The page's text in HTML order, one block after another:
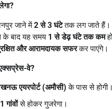
?
जाने में2से3घंटेतक लग जाते हैं।
के बाद यह समय 1से डेढ़ घंटे तक कम
और आरामदायक सफरकर पाएंगे।
वे?
एयरपोर्ट (अमौसी) के पास से होगी।
गांवोंसे होकर गुजरेगा।